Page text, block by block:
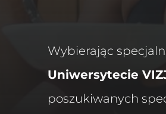
Wybierając
Uniwersytecie
poszukiwanych